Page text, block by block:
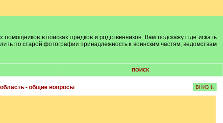
в поисках предков и родственников. Вам подскажут где искать
по старой фотографии принадлежность к воинским частям, ведомствам
ПОИСК
- общие вопросы ВНИЗ ⇊